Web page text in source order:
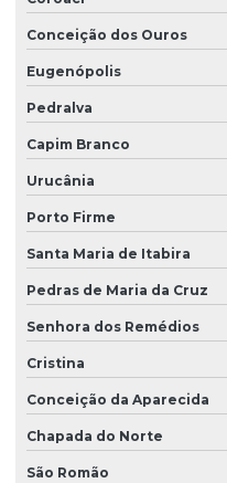
Conceição dos Ouros
Eugenópolis
Pedralva
Capim Branco
Urucânia
Porto Firme
Santa Maria de Itabira
Pedras de Maria da Cruz
Senhora dos Remédios
Cristina
Conceição da Aparecida
Chapada do Norte
São Romão